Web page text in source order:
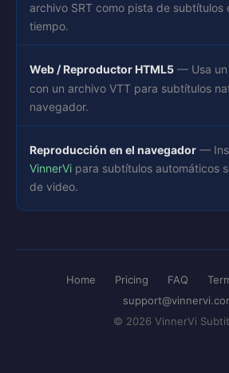
archivo SRT como pista de subtítulos
tiempo.
Web / Reproductor HTML5 — Usa un
con un archivo VTT para subtítulos
navegador.
Reproducción en el navegador —
VinnerVi para subtítulos automáticos
de video.
Home Pricing FAQ
© 2026 VinnerVi